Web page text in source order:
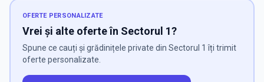
OFERTE PERSONALIZATE
Vrei și alte oferte în Sectorul 1?
Spune ce cauți și grădinițele private din Sectorul 1 îți trimit
oferte personalizate.